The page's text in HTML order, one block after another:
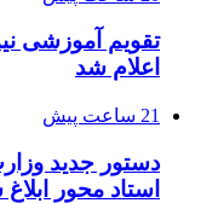
تقویم آموزشی
اعلام شد
21 ساعت پیش
دستور جدید
استاد محور